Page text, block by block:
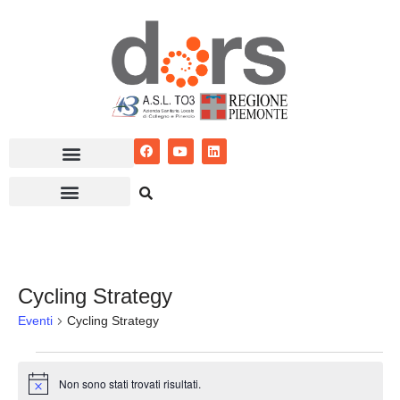
Cycling Strategy
Eventi Cycling Strategy
Notice Non sono stati trovati risultati.